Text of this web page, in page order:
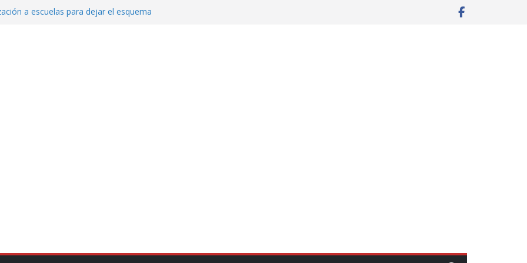
a escuelas para dejar el esquema
Unidos